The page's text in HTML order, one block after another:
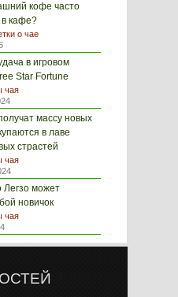
кофе часто
в кафе?
о чае
в игровом
Star Fortune
чая
массу новых
в лаве
страстей
чая
Легзо может
новичок
чая